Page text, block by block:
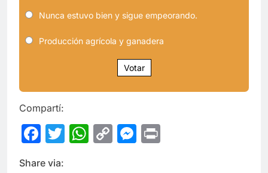
Nunca estuvo bien y sigue empeorando.
Producción agrícola y ganadera
Votar
Compartí:
Facebook
Twitter
WhatsApp
CopyMessenger
Share via: